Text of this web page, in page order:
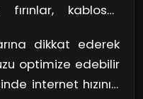
Güncellemeleri
arayüzüne giriş
kablosuz
sorunu
tür cihazlardan
bir bağlantı elde
dikkat ederek
optimize edebilir
internet hızınızı